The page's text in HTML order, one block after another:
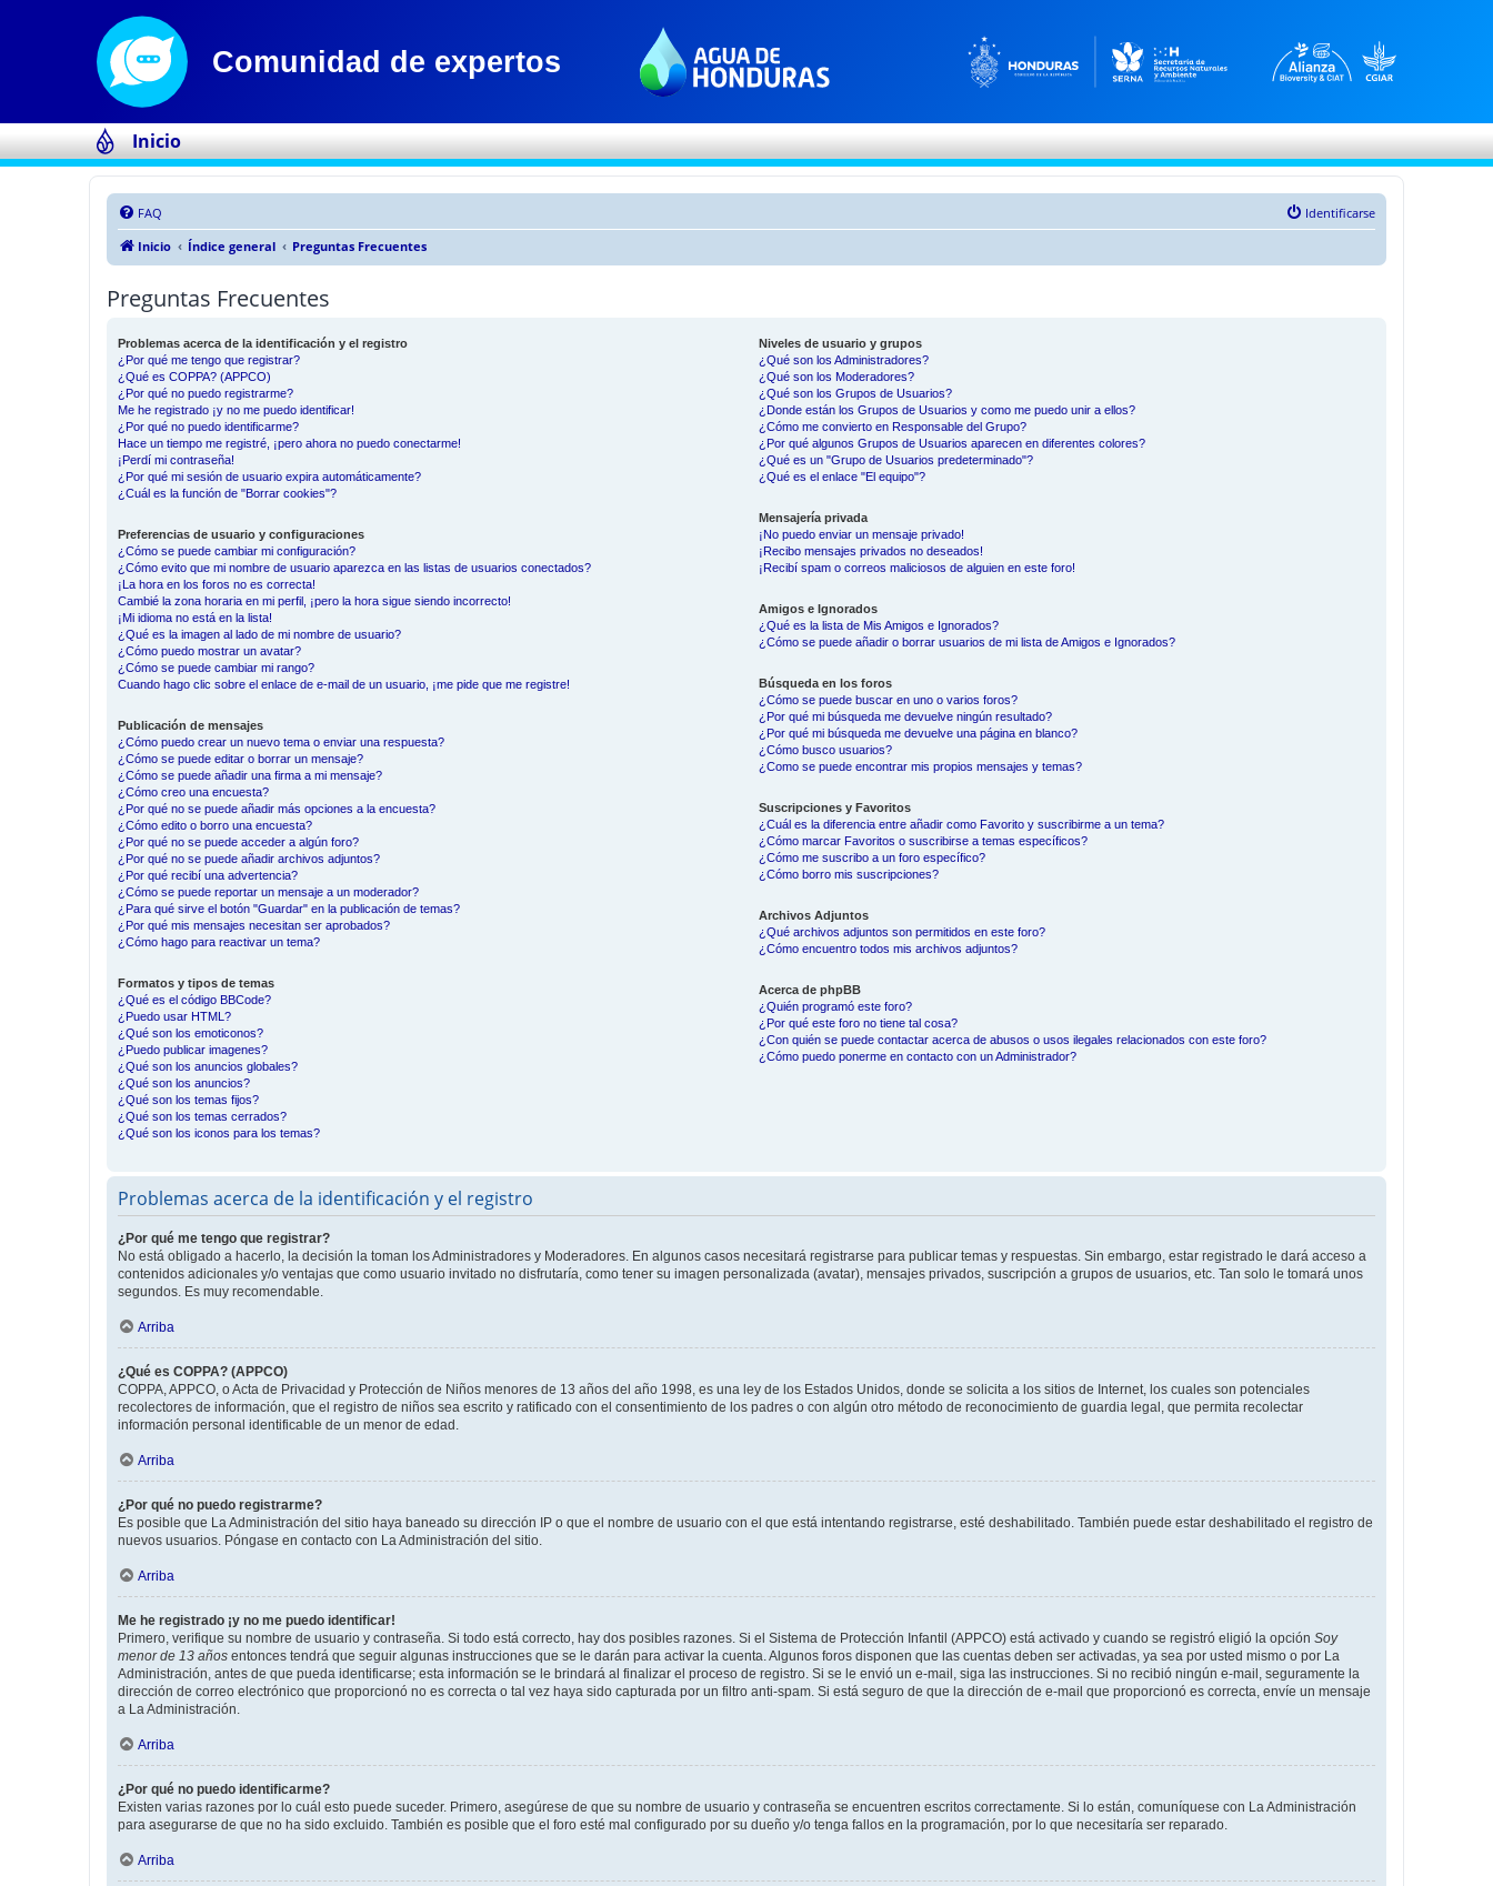
Inicio
FAQ
Identificarse
Inicio
Índice general Preguntas Frecuentes
Preguntas Frecuentes
Problemas acerca de la identificación y el registro
¿Por qué me tengo que registrar?
¿Qué es COPPA? (APPCO)
¿Por qué no puedo registrarme?
Me he registrado ¡y no me puedo identificar!
¿Por qué no puedo identificarme?
Hace un tiempo me registré, ¡pero ahora no puedo conectarme!
¡Perdí mi contraseña!
¿Por qué mi sesión de usuario expira automáticamente?
¿Cuál es la función de "Borrar cookies"?
Preferencias de usuario y configuraciones
¿Cómo se puede cambiar mi configuración?
¿Cómo evito que mi nombre de usuario aparezca en las listas de usuarios conectados?
¡La hora en los foros no es correcta!
Cambié la zona horaria en mi perfil, ¡pero la hora sigue siendo incorrecto!
¡Mi idioma no está en la lista!
¿Qué es la imagen al lado de mi nombre de usuario?
¿Cómo puedo mostrar un avatar?
¿Cómo se puede cambiar mi rango?
Cuando hago clic sobre el enlace de e-mail de un usuario, ¡me pide que me registre!
Publicación de mensajes
¿Cómo puedo crear un nuevo tema o enviar una respuesta?
¿Cómo se puede editar o borrar un mensaje?
¿Cómo se puede añadir una firma a mi mensaje?
¿Cómo creo una encuesta?
¿Por qué no se puede añadir más opciones a la encuesta?
¿Cómo edito o borro una encuesta?
¿Por qué no se puede acceder a algún foro?
¿Por qué no se puede añadir archivos adjuntos?
¿Por qué recibí una advertencia?
¿Cómo se puede reportar un mensaje a un moderador?
¿Para qué sirve el botón "Guardar" en la publicación de temas?
¿Por qué mis mensajes necesitan ser aprobados?
¿Cómo hago para reactivar un tema?
Formatos y tipos de temas
¿Qué es el código BBCode?
¿Puedo usar HTML?
¿Qué son los emoticonos?
¿Puedo publicar imagenes?
¿Qué son los anuncios globales?
¿Qué son los anuncios?
¿Qué son los temas fijos?
¿Qué son los temas cerrados?
¿Qué son los iconos para los temas?
Niveles de usuario y grupos
¿Qué son los Administradores?
¿Qué son los Moderadores?
¿Qué son los Grupos de Usuarios?
¿Donde están los Grupos de Usuarios y como me puedo unir a ellos?
¿Cómo me convierto en Responsable del Grupo?
¿Por qué algunos Grupos de Usuarios aparecen en diferentes colores?
¿Qué es un "Grupo de Usuarios predeterminado"?
¿Qué es el enlace "El equipo"?
Mensajería privada
¡No puedo enviar un mensaje privado!
¡Recibo mensajes privados no deseados!
¡Recibí spam o correos maliciosos de alguien en este foro!
Amigos e Ignorados
¿Qué es la lista de Mis Amigos e Ignorados?
¿Cómo se puede añadir o borrar usuarios de mi lista de Amigos e Ignorados?
Búsqueda en los foros
¿Cómo se puede buscar en uno o varios foros?
¿Por qué mi búsqueda me devuelve ningún resultado?
¿Por qué mi búsqueda me devuelve una página en blanco?
¿Cómo busco usuarios?
¿Como se puede encontrar mis propios mensajes y temas?
Suscripciones y Favoritos
¿Cuál es la diferencia entre añadir como Favorito y suscribirme a un tema?
¿Cómo marcar Favoritos o suscribirse a temas específicos?
¿Cómo me suscribo a un foro específico?
¿Cómo borro mis suscripciones?
Archivos Adjuntos
¿Qué archivos adjuntos son permitidos en este foro?
¿Cómo encuentro todos mis archivos adjuntos?
Acerca de phpBB
¿Quién programó este foro?
¿Por qué este foro no tiene tal cosa?
¿Con quién se puede contactar acerca de abusos o usos ilegales relacionados con este foro?
¿Cómo puedo ponerme en contacto con un Administrador?
Problemas acerca de la identificación y el registro
¿Por qué me tengo que registrar?
No está obligado a hacerlo, la decisión la toman los Administradores y Moderadores. En algunos casos necesitará registrarse para publicar temas y respuestas. Sin embargo, estar registrado le dará acceso a
contenidos adicionales y/o ventajas que como usuario invitado no disfrutaría, como tener su imagen personalizada (avatar), mensajes privados, suscripción a grupos de usuarios, etc. Tan solo le tomará unos
segundos. Es muy recomendable.
Arriba
¿Qué es COPPA? (APPCO)
COPPA, APPCO, o Acta de Privacidad y Protección de Niños menores de 13 años del año 1998, es una ley de los Estados Unidos, donde se solicita a los sitios de Internet, los cuales son potenciales
recolectores de información, que el registro de niños sea escrito y ratificado con el consentimiento de los padres o con algún otro método de reconocimiento de guardia legal, que permita recolectar
información personal identificable de un menor de edad.
Arriba
¿Por qué no puedo registrarme?
Es posible que La Administración del sitio haya baneado su dirección IP o que el nombre de usuario con el que está intentando registrarse, esté deshabilitado. También puede estar deshabilitado el registro de
nuevos usuarios. Póngase en contacto con La Administración del sitio.
Arriba
Me he registrado ¡y no me puedo identificar!
Primero, verifique su nombre de usuario y contraseña. Si todo está correcto, hay dos posibles razones. Si el Sistema de Protección Infantil (APPCO) está activado y cuando se registró eligió la opción Soy
menor de 13 años entonces tendrá que seguir algunas instrucciones que se le darán para activar la cuenta. Algunos foros disponen que las cuentas deben ser activadas, ya sea por usted mismo o por La
Administración, antes de que pueda identificarse; esta información se le brindará al finalizar el proceso de registro. Si se le envió un e-mail, siga las instrucciones. Si no recibió ningún e-mail, seguramente la
dirección de correo electrónico que proporcionó no es correcta o tal vez haya sido capturada por un filtro anti-spam. Si está seguro de que la dirección de e-mail que proporcionó es correcta, envíe un mensaje
a La Administración.
Arriba
¿Por qué no puedo identificarme?
Existen varias razones por lo cuál esto puede suceder. Primero, asegúrese de que su nombre de usuario y contraseña se encuentren escritos correctamente. Si lo están, comuníquese con La Administración
para asegurarse de que no ha sido excluido. También es posible que el foro esté mal configurado por su dueño y/o tenga fallos en la programación, por lo que necesitaría ser reparado.
Arriba